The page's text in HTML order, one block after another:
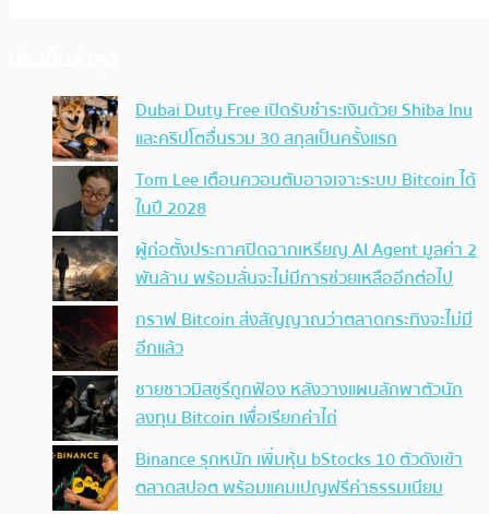
Dubai Duty Free เปิดรับชำระเงินด้วย Shiba Inu
และคริปโตอื่นรวม 30 สกุลเป็นครั้งแรก
Tom Lee เตือนควอนตัมอาจเจาะระบบ Bitcoin ได้
ในปี 2028
ผู้ก่อตั้งประกาศปิดฉากเหรียญ AI Agent มูลค่า 2
พันล้าน พร้อมลั่นจะไม่มีการช่วยเหลืออีกต่อไป
กราฟ Bitcoin ส่งสัญญาณว่าตลาดกระทิงจะไม่มี
อีกแล้ว
ชายชาวมิสซูรีถูกฟ้อง หลังวางแผนลักพาตัวนัก
ลงทุน Bitcoin เพื่อเรียกค่าไถ่
Binance รุกหนัก เพิ่มหุ้น bStocks 10 ตัวดังเข้า
ตลาดสปอต พร้อมแคมเปญฟรีค่าธรรมเนียม